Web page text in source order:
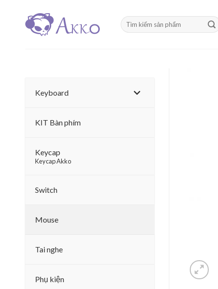
Tìm
kiếm:
Keyboard
KIT Bàn phím
Keycap
–
Keycap Akko
Switch
Mouse
Tai nghe
Phụ kiện